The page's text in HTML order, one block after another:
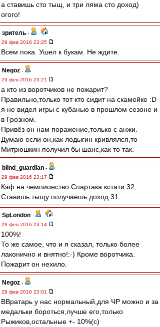
а ставишь сто тыщ, и три ляма сто доход)
огого!
зpитель -
29 фев 2016 23:25
Всем пока. Ушел к букам. Не ждите.
Negoz -
29 фев 2016 23:21
а кто из воротчиков не пожарит?
Правильно,только тот кто сидит на скамейке :D
я не видел игры с кубанью в прошлом сезоне и
в Грозном.
Привёз он нам поражение,только с анжи.
Думаю если он,как лодыгин кривлялся,то
Митрюшкин получил бы шанс,как то так.
blind_guardian -
29 фев 2016 23:17
Кэф на чемпионство Спартака кстати 32.
Ставишь тыщу получаешь доход 31.
SpLondon -
29 фев 2016 23:14
100%!
То же самое, что и я сказал, только более
лаконично и внятно!:-) Кроме воротчика.
Пожарит он нехило.
Negoz -
29 фев 2016 23:01
ВВратарь у нас нормальный,для ЧР можно и за
медальки бороться,лучше его,только
Рыжиков,остальные +- 10%(с)